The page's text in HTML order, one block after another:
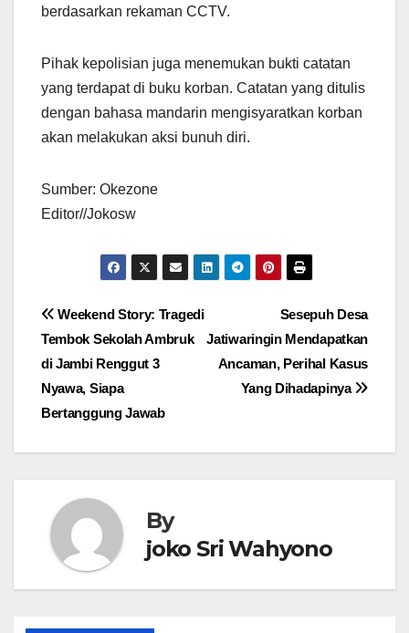
berdasarkan rekaman CCTV.
Pihak kepolisian juga menemukan bukti catatan
yang terdapat di buku korban. Catatan yang ditulis
dengan bahasa mandarin mengisyaratkan korban
akan melakukan aksi bunuh diri.
Sumber: Okezone
Editor//Jokosw
Navigasi
pos
Sesepuh Desa
Jatiwaringin Mendapatkan
Ancaman, Perihal Kasus
Yang Dihadapinya
Weekend Story: Tragedi
Tembok Sekolah Ambruk
di Jambi Renggut 3
Nyawa, Siapa
Bertanggung Jawab
By
joko Sri Wahyono